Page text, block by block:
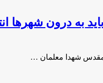
درون شهرها
مقدس شهدا معلمان …